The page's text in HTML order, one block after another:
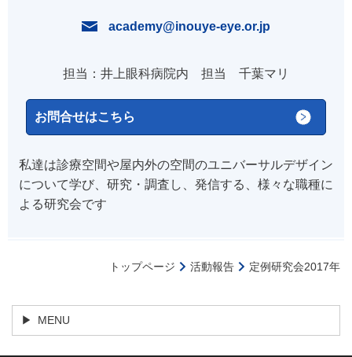
academy@inouye-eye.or.jp
担当：井上眼科病院内 担当 千葉マリ
お問合せはこちら
私達は診療空間や屋内外の空間のユニバーサルデザイン
について学び、研究・調査し、発信する、様々な職種に
よる研究会です
トップページ 活動報告 定例研究会2017年
MENU